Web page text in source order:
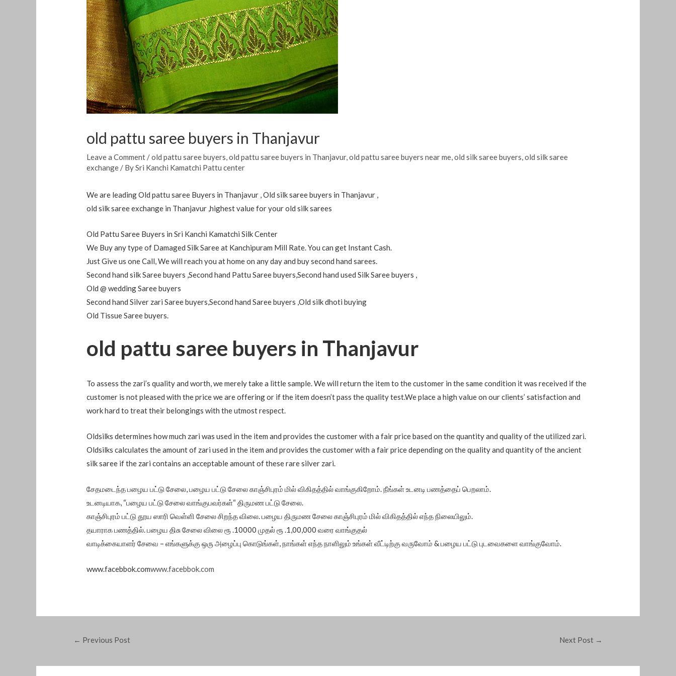
old pattu saree buyers in Thanjavur
Leave a Comment /old pattu saree buyers,old pattu saree buyers in Thanjavur,old pattu saree buyers near me,old silk saree buyers,old silk saree
exchange / BySri Kanchi Kamatchi Pattu center
We are leading Old pattu saree Buyers in Thanjavur , Old silk saree buyers in Thanjavur ,
old silk saree exchange in Thanjavur ,highest value for your old silk sarees
Old Pattu Saree Buyers in Sri Kanchi Kamatchi Silk Center
We Buy any type of Damaged Silk Saree at Kanchipuram Mill Rate. You can get Instant Cash.
Just Give us one Call, We will reach you at home on any day and buy second hand sarees.
Second hand silk Saree buyers ,Second hand Pattu Saree buyers,Second hand used Silk Saree buyers ,
Old @ wedding Saree buyers
Second hand Silver zari Saree buyers,Second hand Saree buyers ,Old silk dhoti buying
Old Tissue Saree buyers.
old pattu saree buyers in Thanjavur
To assess the zari’s quality and worth, we merely take a little sample. We will return the item to the customer in the same condition it was received if the
customer is not pleased with the price we are offering or if the item doesn’t pass the quality test.We place a high value on our clients’ satisfaction and
work hard to treat their belongings with the utmost respect.
Oldsilks determines how much zari was used in the item and provides the customer with a fair price based on the quantity and quality of the utilized zari.
Oldsilks calculates the amount of zari used in the item and provides the customer with a fair price depending on the quality and quantity of the ancient
silk saree if the zari contains an acceptable amount of these rare silver zari.
சேதமடைந்த பழைய பட்டு சேலை, பழைய பட்டு சேலை காஞ்சிபுரம் மில் விகிதத்தில் வாங்குகிறோம். நீங்கள் உடனடி பணத்தைப் பெறலாம்.
உடனடியாக, “பழைய பட்டு சேலை வாங்குபவர்கள்“ திருமண பட்டு சேலை.
காஞ்சிபுரம் பட்டு தூய ஸாரி வெள்ளி சேலை சிறந்த விலை. பழைய திருமண சேலை காஞ்சிபுரம் மில் விகிதத்தில் எந்த நிலையிலும்.
தயாராக பணத்தில். பழைய திசு சேலை விலை ரூ .10000 முதல் ரூ .1,00,000 வரை வாங்குதல்
வாடிக்கையாளர் சேவை – எங்களுக்கு ஒரு அழைப்பு கொடுங்கள், நாங்கள் எந்த நாளிலும் உங்கள் வீட்டிற்கு வருவோம் & பழைய பட்டு புடவைகளை வாங்குவோம்.
www.facebbok.comwww.facebbok.com
← Previous Post Next Post →